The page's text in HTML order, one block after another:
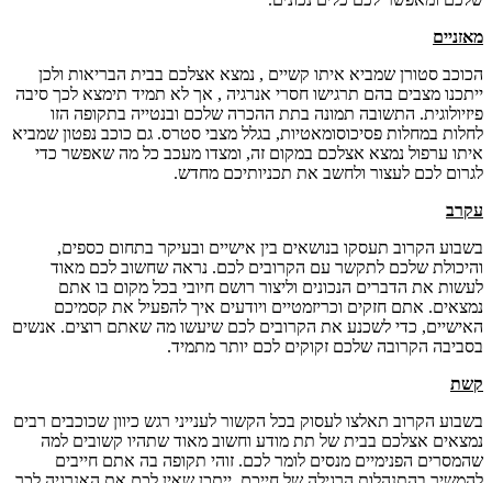
מאזניים
הכוכב סטורן שמביא איתו קשיים , נמצא אצלכם בבית הבריאות ולכן
ייתכנו מצבים בהם תרגישו חסרי אנרגיה , אך לא תמיד תימצא לכך סיבה
פיזיולוגית. התשובה תמונה בתת ההכרה שלכם ובנטייה בתקופה הזו
לחלות במחלות פסיכוסומאטיות, בגלל מצבי סטרס. גם כוכב נפטון שמביא
איתו ערפול נמצא אצלכם במקום זה, ומצדו מעכב כל מה שאפשר כדי
לגרום לכם לעצור ולחשב את תכניותיכם מחדש.
עקרב
בשבוע הקרוב תעסקו בנושאים בין אישיים ובעיקר בתחום כספים,
והיכולת שלכם לתקשר עם הקרובים לכם. נראה שחשוב לכם מאוד
לעשות את הדברים הנכונים וליצור רושם חיובי בכל מקום בו אתם
נמצאים. אתם חזקים וכריזמטיים ויודעים איך להפעיל את קסמיכם
האישיים, כדי לשכנע את הקרובים לכם שיעשו מה שאתם רוצים. אנשים
בסביבה הקרובה שלכם זקוקים לכם יותר מתמיד.
קשת
בשבוע הקרוב תאלצו לעסוק בכל הקשור לענייני רגש כיוון שכוכבים רבים
נמצאים אצלכם בבית של תת מודע וחשוב מאוד שתהיו קשובים למה
שהמסרים הפנימיים מנסים לומר לכם. זוהי תקופה בה אתם חייבים